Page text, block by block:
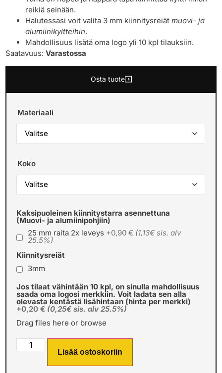
reikiä seinään.
Halutessasi voit valita 3 mm kiinnitysreiätmuovi- ja
alumiinikyltteihin.
Mahdollisuus lisätä oma logo yli 10 kpl tilauksiin.
Saatavuus:Varastossa
Osta tuote
Materiaali
Koko
Kaksipuoleinen kiinnitystarra asennettuna
(Muovi- ja alumiinipohjiin)
25 mm raita 2x leveys +0,90 € (1,13€ sis. alv
25.5%)
Kiinnitysreiät
3mm
Jos tilaat vähintään 10 kpl, on sinulla mahdollisuus
saada oma logosi merkkiin. Voit ladata sen alla
olevasta kentästä lisähintaan (hinta per merkki)
+0,20 € (0,25€ sis. alv 25.5%)
Drag files here or browse
Lisää ostoskoriin